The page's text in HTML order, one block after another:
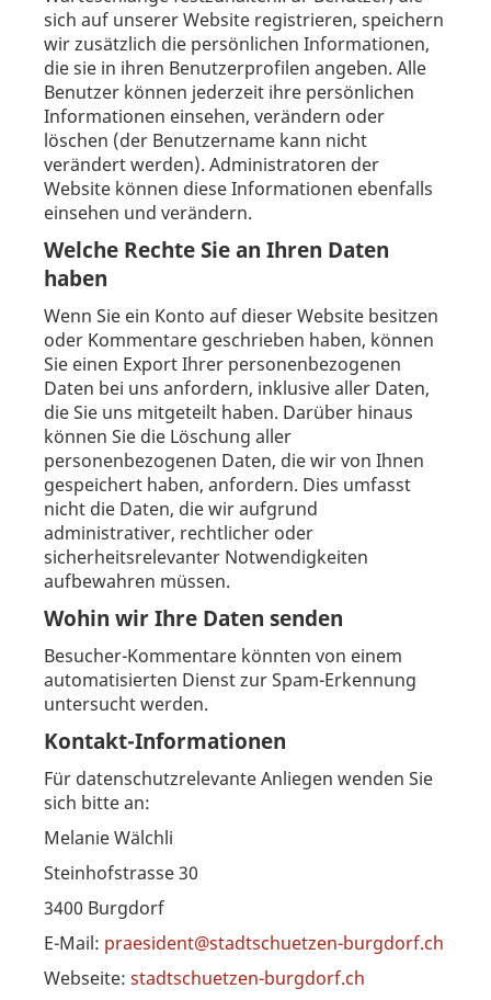
sich auf unserer Website registrieren, speichern
wir zusätzlich die persönlichen Informationen,
die sie in ihren Benutzerprofilen angeben. Alle
Benutzer können jederzeit ihre persönlichen
Informationen einsehen, verändern oder
löschen (der Benutzername kann nicht
verändert werden). Administratoren der
Website können diese Informationen ebenfalls
einsehen und verändern.
Welche Rechte Sie an Ihren Daten
haben
Wenn Sie ein Konto auf dieser Website besitzen
oder Kommentare geschrieben haben, können
Sie einen Export Ihrer personenbezogenen
Daten bei uns anfordern, inklusive aller Daten,
die Sie uns mitgeteilt haben. Darüber hinaus
können Sie die Löschung aller
personenbezogenen Daten, die wir von Ihnen
gespeichert haben, anfordern. Dies umfasst
nicht die Daten, die wir aufgrund
administrativer, rechtlicher oder
sicherheitsrelevanter Notwendigkeiten
aufbewahren müssen.
Wohin wir Ihre Daten senden
Besucher-Kommentare könnten von einem
automatisierten Dienst zur Spam-Erkennung
untersucht werden.
Kontakt-Informationen
Für datenschutzrelevante Anliegen wenden Sie
sich bitte an:
Melanie Wälchli
Steinhofstrasse 30
3400 Burgdorf
E-Mail: praesident@stadtschuetzen-burgdorf.ch
Webseite: stadtschuetzen-burgdorf.ch